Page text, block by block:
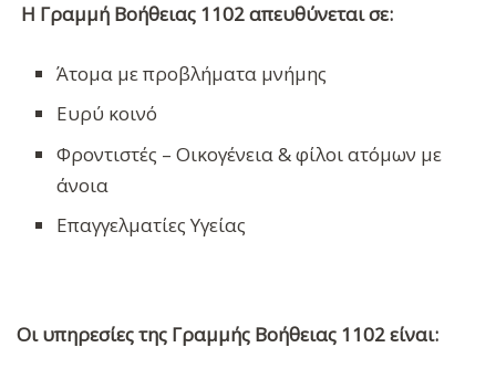
Η Γραμμή Βοήθειας 1102 απευθύνεται σε:
Άτομα με προβλήματα μνήμης
Ευρύ κοινό
Φροντιστές – Οικογένεια & φίλοι ατόμων με
άνοια
Επαγγελματίες Υγείας
Οι υπηρεσίες της Γραμμής Βοήθειας 1102 είναι: